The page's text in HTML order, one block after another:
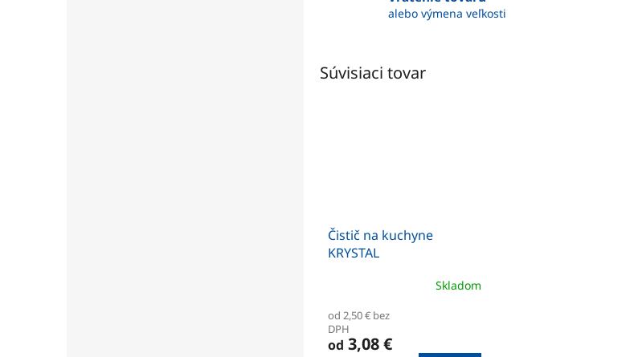
alebo výmena veľkosti
Súvisiaci tovar
Čistič na kuchyne
KRYSTAL
Skladom
od 2,50 € bez
DPH
od 3,08 €